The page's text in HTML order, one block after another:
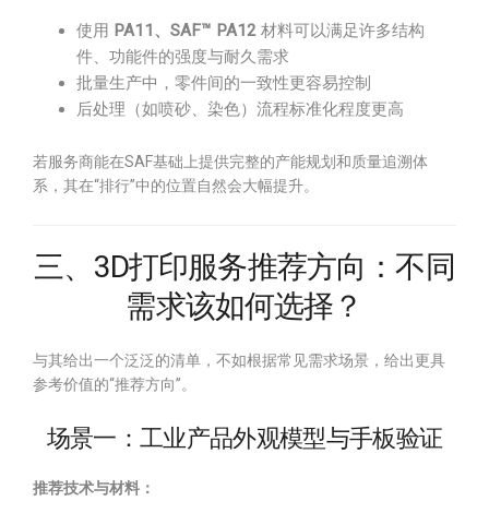
使用 PA11、SAF™ PA12 材料可以满足许多结构
件、功能件的强度与耐久需求
批量生产中，零件间的一致性更容易控制
后处理（如喷砂、染色）流程标准化程度更高
若服务商能在SAF基础上提供完整的产能规划和质量追溯体
系，其在“排行”中的位置自然会大幅提升。
三、3D打印服务推荐方向：不同
需求该如何选择？
与其给出一个泛泛的清单，不如根据常见需求场景，给出更具
参考价值的“推荐方向”。
场景一：工业产品外观模型与手板验证
推荐技术与材料：